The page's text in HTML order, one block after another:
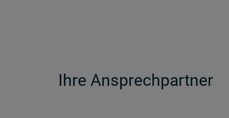
Ihre Ansprechpartner